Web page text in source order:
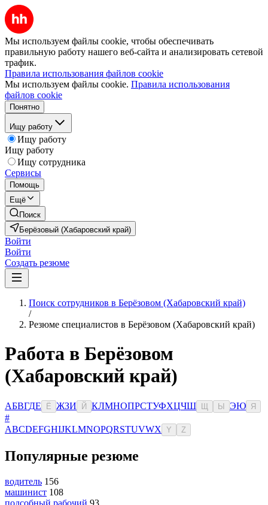
Мы используем файлы cookie, чтобы обеспечивать
правильную работу нашего веб-сайта и анализировать сетевой
трафик.
Правила использования файлов cookie
Мы используем файлы cookie. Правила использования
файлов cookie
Понятно
Ищу работу
Ищу работу
Ищу работу
Ищу сотрудника
Сервисы
Помощь
Ещё
Поиск
Берёзовый (Хабаровский край)
Войти
Войти
Создать резюме
Поиск сотрудников в Берёзовом (Хабаровский край)
/
Резюме специалистов в Берёзовом (Хабаровский край)
Работа в Берёзовом
(Хабаровский край)
АБВГДЕ Ё ЖЗИ Й КЛМНОПРСТУФХЦЧШ Ы ЭЮ Я
#
ABCDEFGHIJKLMNOPQRSTUVWX Y Z
Популярные резюме
водитель 156
машинист 108
подсобный рабочий 93